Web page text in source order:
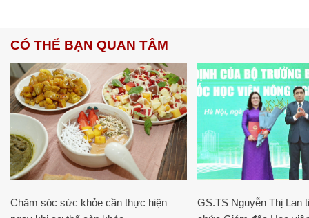
CÓ THỂ BẠN QUAN TÂM
Chăm sóc sức khỏe cần thực hiện
GS.TS Nguyễn Thị Lan